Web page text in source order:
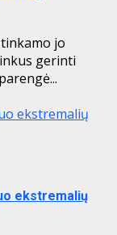
jo
gerinti
ekstremalių
ekstremalių